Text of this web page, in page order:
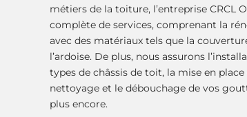
métiers de la toiture, l’entreprise CRCL
complète de services, comprenant la
avec des matériaux tels que la
l’ardoise. De plus, nous assurons
types de châssis de toit, la mise en
nettoyage et le débouchage de vos
plus encore.